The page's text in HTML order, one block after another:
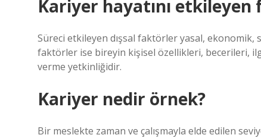
Kariyer hayatını
Süreci etkileyen dışsal faktörler yasal,
faktörler ise bireyin kişisel özellikleri, becerileri,
verme yetkinliğidir.
Kariyer nedir örnek?
Bir meslekte zaman ve çalışmayla elde edilen